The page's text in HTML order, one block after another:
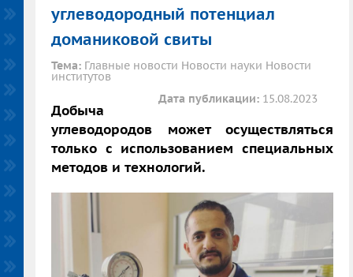
углеводородный потенциал
доманиковой свиты
Тема: Главные новости Новости науки Новости
институтов
Дата публикации: 15.08.2023
​​​​​​​Добыча
углеводородов может осуществляться
только с использованием специальных
методов и технологий.